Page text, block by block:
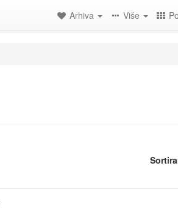
Arhiva Više